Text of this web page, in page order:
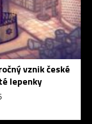
vznik české
lepenky